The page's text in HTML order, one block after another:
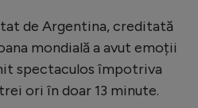
de Argentina, creditată
mondială a avut emoții
spectaculos împotriva
ori în doar 13 minute.